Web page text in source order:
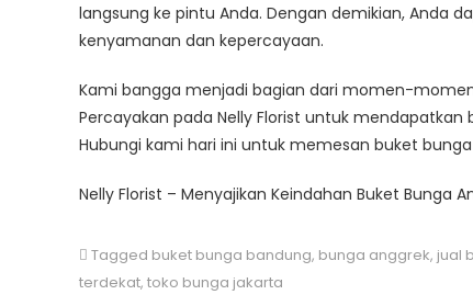
langsung ke pintu Anda. Dengan demikian, Anda
kenyamanan dan kepercayaan.
Kami bangga menjadi bagian dari momen-
Percayakan pada Nelly Florist untuk
Hubungi kami hari ini untuk memesan buket
Nelly Florist – Menyajikan Keindahan Buket Bunga
Tagged buket bunga bandung, bunga anggrek, jual
terdekat, toko bunga jakarta